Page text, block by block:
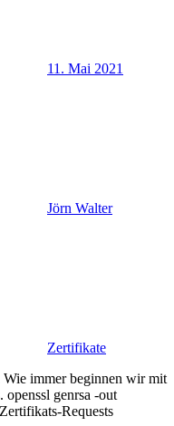
11. Mai 2021
Jörn Walter
Zertifikate
immer beginnen wir mit
openssl genrsa -out
Requests